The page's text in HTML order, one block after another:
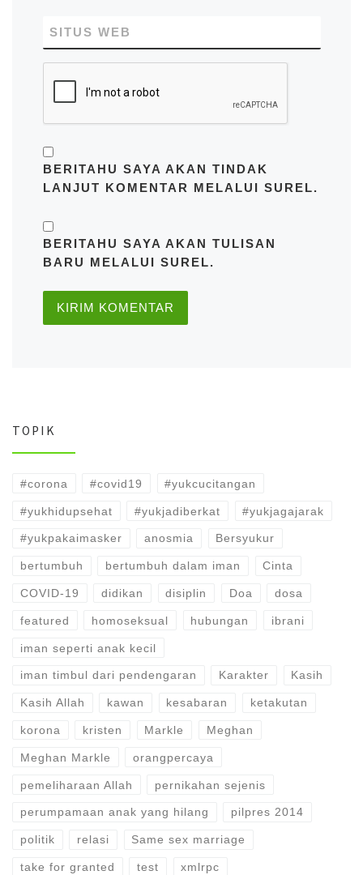
SITUS WEB
BERITAHU SAYA AKAN TINDAK
LANJUT KOMENTAR MELALUI SUREL.
BERITAHU SAYA AKAN TULISAN
BARU MELALUI SUREL.
TOPIK
#corona #covid19 #yukcucitangan
#yukhidupsehat #yukjadiberkat #yukjagajarak
#yukpakaimasker anosmia Bersyukur
bertumbuh bertumbuh dalam iman Cinta
COVID-19 didikan disiplin Doa dosa
featured homoseksual hubungan ibrani
iman seperti anak kecil
iman timbul dari pendengaran Karakter Kasih
Kasih Allah kawan kesabaran ketakutan
korona kristen Markle Meghan
Meghan Markle orangpercaya
pemeliharaan Allah pernikahan sejenis
perumpamaan anak yang hilang pilpres 2014
politik relasi Same sex marriage
take for granted test xmlrpc